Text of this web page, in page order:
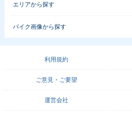
エリアから探す
バイク画像から探す
利用規約
ご意見・ご要望
運営会社